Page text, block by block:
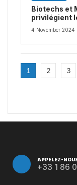
Biotechs et
privilégient
2024
4 November 2024
1 2 3
APPELEZ-
+33 1 86